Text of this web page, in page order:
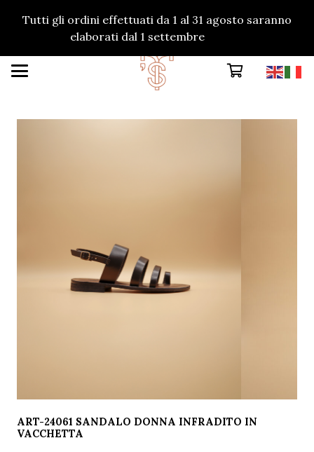
Tutti gli ordini effettuati da 1 al 31 agosto saranno
elaborati dal 1 settembre
ART-24061 SANDALO DONNA INFRADITO IN
VACCHETTA